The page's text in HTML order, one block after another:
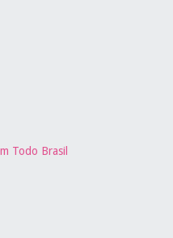
Todo Brasil